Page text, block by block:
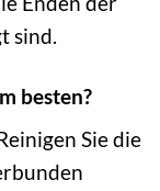
sind.
besten?
Sie die